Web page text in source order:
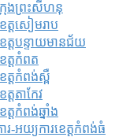
រុងព្រះសីហនុ
ត្តសៀមរាប
ត្តបន្ទាយមានជ័យ
ត្តកំពត
ត្តកំពង់ស្ពឺ
តតាកែវ
តកំពង់ឆ្នាំង
-អយ្យការខេត្តកំពង់ធំ